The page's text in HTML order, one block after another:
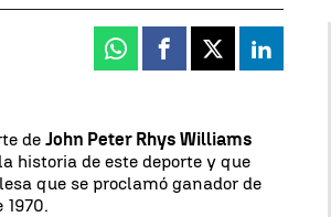
Whatsapp
Facebook
X Linkedin
deJohn Peter Rhys Williams
historia de este deporte y que
que se proclamó ganador de